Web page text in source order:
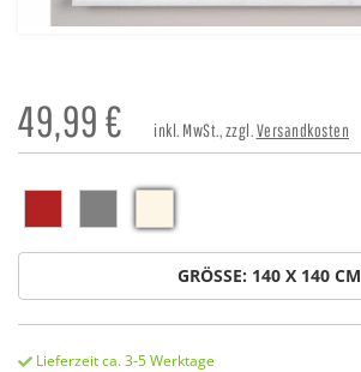
49,99€ inkl. MwSt., zzgl.Versandkosten
GRÖSSE: 140 X 140 CM
Lieferzeit ca. 3-5 Werktage